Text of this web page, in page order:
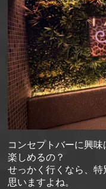
店
外
採
コンセプトバーに興
楽しめるの？
せっかく行くなら、
思いますよね。